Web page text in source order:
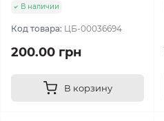
В наличии
Код товара: ЦБ-00036694
200.00 грн
В корзину